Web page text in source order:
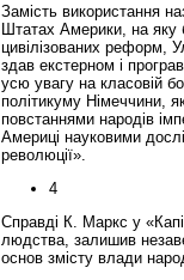
Замість використання
Штатах Америки, на яку
цивілізованих реформ,
здав екстерном і
усю увагу на класовій
політикуму Німеччини,
повстаннями народів
Америці науковими
революції».
4
Справді К. Маркс у
людства, залишив
основ змісту влади